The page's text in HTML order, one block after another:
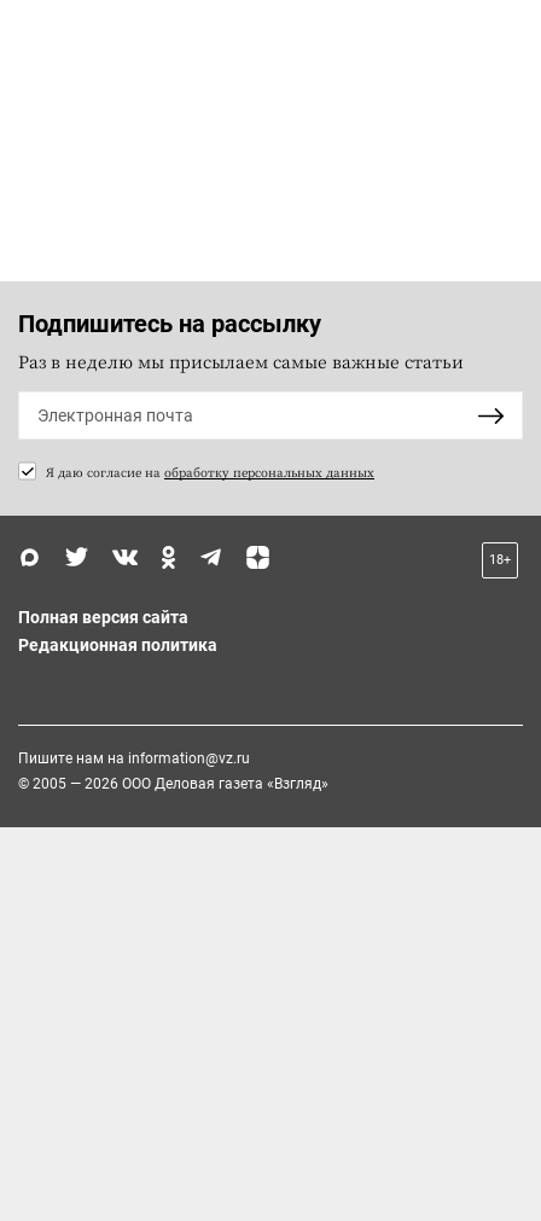
Подпишитесь на рассылку
Раз в неделю мы присылаем самые важные статьи
Я даю согласие на обработку персональных данных
18+
Полная версия сайта
Редакционная политика
Пишите нам на information@vz.ru
© 2005 — 2026 ООО Деловая газета «Взгляд»